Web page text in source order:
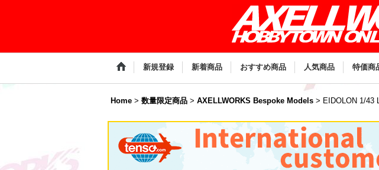
新規登録 新着商品 おすすめ商品 人気商品 特価商
Home > 数量限定商品 > AXELLWORKS Bespoke Models > EIDOLON 1/43